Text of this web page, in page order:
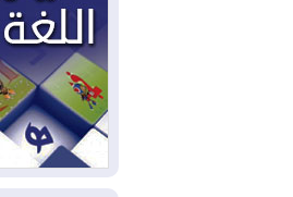
2026-08-05
الحرائق
2026-08-04
كوردستان انخفض